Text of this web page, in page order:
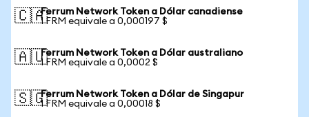
🇨🇦Ferrum Network Token a Dólar canadiense
1 FRM equivale a 0,000197 $
🇦🇺Ferrum Network Token a Dólar australiano
1 FRM equivale a 0,0002 $
🇸🇬Ferrum Network Token a Dólar de Singapur
1 FRM equivale a 0,00018 $